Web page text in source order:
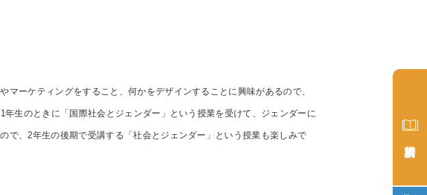
ーケティングをすること、何かをデザインすることに興味があるので、
生のときに「国際社会とジェンダー」という授業を受けて、ジェンダーに
で、2年生の後期で受講する「社会とジェンダー」という授業も楽しみで